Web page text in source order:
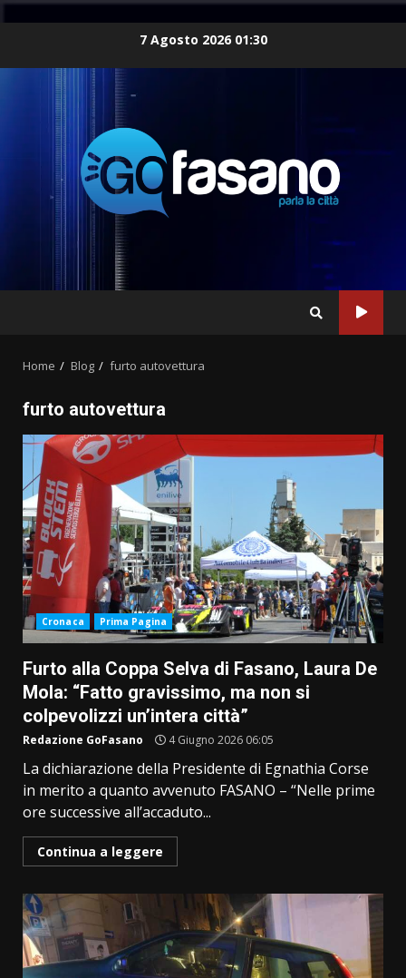
7 Agosto 2026 01:30
Home Blog furto autovettura
furto autovettura
Cronaca Prima Pagina
Furto alla Coppa Selva di Fasano, Laura De
Mola: “Fatto gravissimo, ma non si
colpevolizzi un’intera città”
Redazione GoFasano 4 Giugno 2026 06:05
La dichiarazione della Presidente di Egnathia Corse
in merito a quanto avvenuto FASANO – “Nelle prime
ore successive all’accaduto...
Continua a leggere